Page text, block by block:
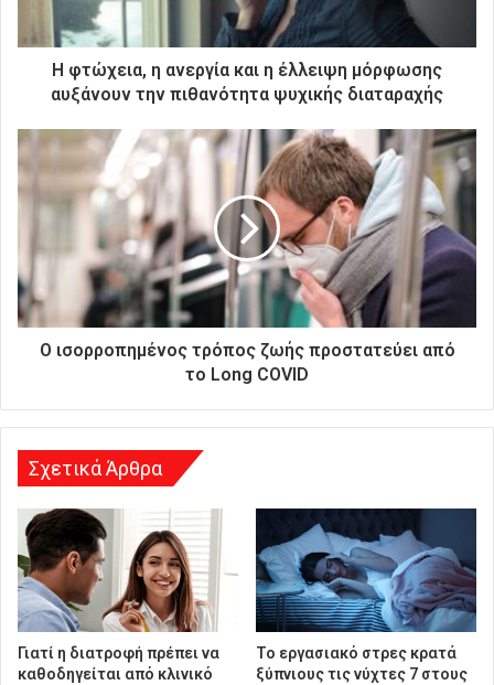
τ
κ
ή
δ
ι
ε
ν
Η φτώχεια, η ανεργία και η έλλειψη μόρφωσης
αυξάνουν την πιθανότητα ψυχικής διαταραχής
Ο ισορροπημένος τρόπος ζωής προστατεύει από
το Long COVID
Σχετικά Άρθρα
Γιατί η διατροφή πρέπει να
καθοδηγείται από κλινικό
Το εργασιακό στρες κρατά
ξύπνιους τις νύχτες 7 στους